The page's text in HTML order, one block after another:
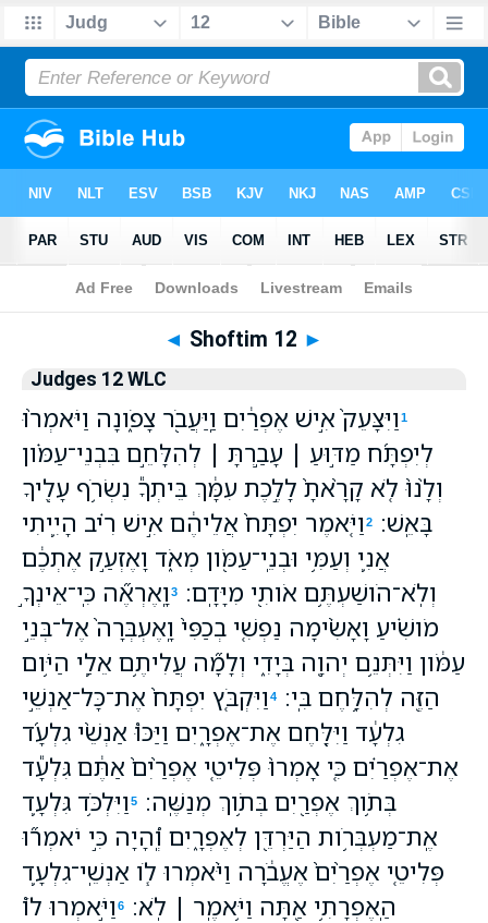
Bible>WLC > Shoftim 12
◄ Shoftim 12 ►
Judges 12 WLC
1 וַיִּצָּעֵק֙ אִ֣ישׁ אֶפְרַ֔יִם וַֽיַּעֲבֹ֖ר צָפֹ֑ונָה וַיֹּאמְר֨וּ
לְיִפְתָּ֜ח מַדּ֣וּעַ ׀ עָבַ֣רְתָּ ׀ לְהִלָּחֵ֣ם בִּבְנֵי־עַמֹּ֗ון
וְלָ֙נוּ֙ לֹ֤א קָרָ֙אתָ֙ לָלֶ֣כֶת עִמָּ֔ךְ בֵּיתְךָ֕ נִשְׂרֹ֥ף עָלֶ֖יךָ
בָּאֵֽשׁ׃
2 וַיֹּ֤אמֶר יִפְתָּח֙ אֲלֵיהֶ֔ם אִ֣ישׁ רִ֗יב הָיִ֛יתִי
אֲנִ֛י וְעַמִּ֥י וּבְנֵֽי־עַמֹּ֖ון מְאֹ֑ד וָאֶזְעַ֣ק אֶתְכֶ֔ם
וְלֹֽא־הֹושַׁעְתֶּ֥ם אֹותִ֖י מִיָּדָֽם׃
3 וָֽאֶרְאֶ֞ה כִּֽי־אֵינְךָ֣
מֹושִׁ֗יעַ וָאָשִׂ֨ימָה נַפְשִׁ֤י בְכַפִּי֙ וָֽאֶעְבְּרָה֙ אֶל־בְּנֵ֣י
עַמֹּ֔ון וַיִּתְּנֵ֥ם יְהוָ֖ה בְּיָדִ֑י וְלָמָ֞ה עֲלִיתֶ֥ם אֵלַ֛י הַיֹּ֥ום
הַזֶּ֖ה לְהִלָּ֥חֶם בִּֽי׃
4 וַיִּקְבֹּ֤ץ יִפְתָּח֙ אֶת־כָּל־אַנְשֵׁ֣י
גִלְעָ֔ד וַיִּלָּ֖חֶם אֶת־אֶפְרָ֑יִם וַיַּכּוּ֩ אַנְשֵׁ֨י גִלְעָ֜ד
אֶת־אֶפְרַ֗יִם כִּ֤י אָמְרוּ֙ פְּלִיטֵ֤י אֶפְרַ֙יִם֙ אַתֶּ֔ם גִּלְעָ֕ד
בְּתֹ֥וךְ אֶפְרַ֖יִם בְּתֹ֥וךְ מְנַשֶּֽׁה׃
5 וַיִּלְכֹּ֥ד גִּלְעָ֛ד
אֶֽת־מַעְבְּרֹ֥ות הַיַּרְדֵּ֖ן לְאֶפְרָ֑יִם וְֽ֠הָיָה כִּ֣י יֹאמְר֞וּ
פְּלִיטֵ֤י אֶפְרַ֙יִם֙ אֶעֱבֹ֔רָה וַיֹּ֨אמְרוּ לֹ֧ו אַנְשֵֽׁי־גִלְעָ֛ד
הַֽאֶפְרָתִ֥י אַ֖תָּה וַיֹּ֥אמֶֽר ׀ לֹֽא׃
6 וַיֹּ֣אמְרוּ לֹו֩